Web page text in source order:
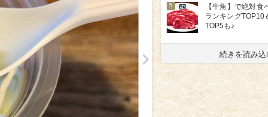
5
【牛角】で絶対
ランキングTOP10
TOP5も♪
続きを読み込